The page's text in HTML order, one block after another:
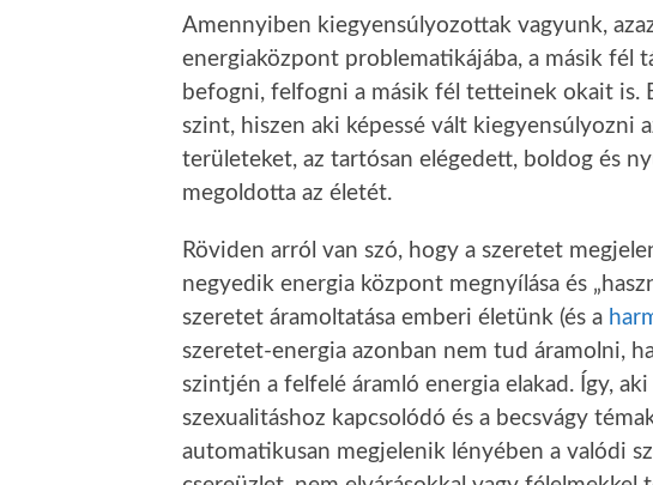
Amennyiben kiegyensúlyozottak vagyunk,
energiaközpont problematikájába, a másik fél
befogni, felfogni a másik fél tetteinek okait is.
szint, hiszen aki képessé vált kiegyensúlyozni
területeket, az tartósan elégedett, boldog és
megoldotta az életét.
Röviden arról van szó, hogy a szeretet
negyedik energia központ megnyílása és
szeretet áramoltatása emberi életünk (és a
szeretet-energia azonban nem tud áramolni,
szintjén a felfelé áramló energia elakad. Így,
szexualitáshoz kapcsolódó és a becsvágy
automatikusan megjelenik lényében a valódi